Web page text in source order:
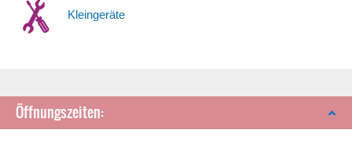
Kleingeräte
Öffnungszeiten: